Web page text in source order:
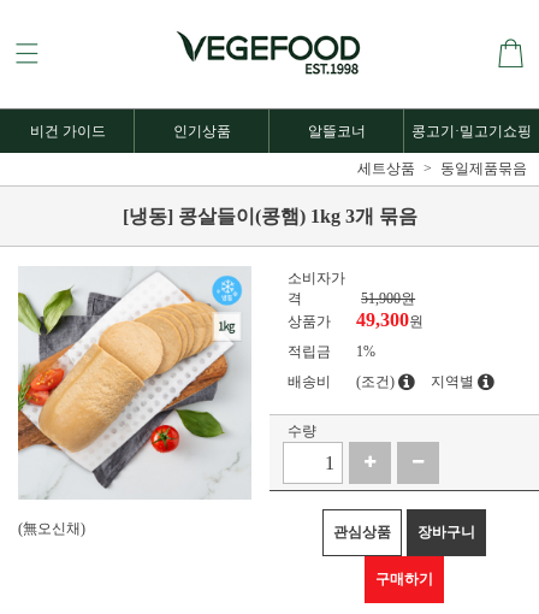
비건 가이드 인기상품 알뜰코너 콩고기·밀고기쇼핑
세트상품 동일제품묶음
[냉동] 콩살들이(콩햄) 1kg 3개 묶음
(無오신채)
소비자가
격
51,900원
상품가
49,300원
적립금
1%
배송비
(조건) 지역별
수량
관심상품 장바구니
구매하기